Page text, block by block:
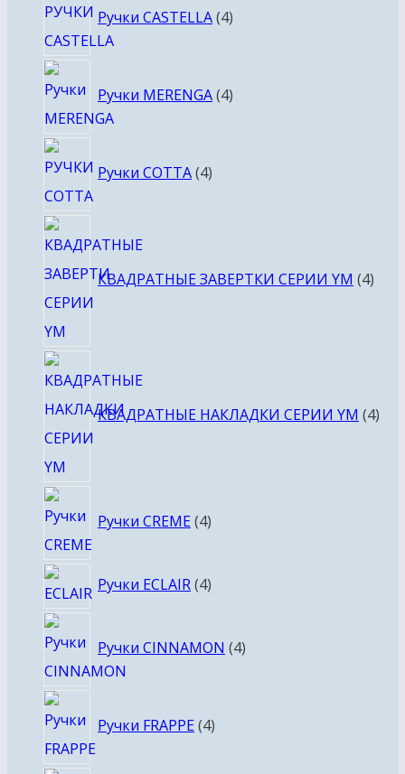
Ручки CASTELLA 4товара
Ручки MERENGA 4товара
Ручки COTTA 4товара
КВАДРАТНЫЕ ЗАВЕРТКИ СЕРИИ YM 4
КВАДРАТНЫЕ НАКЛАДКИ СЕРИИ YM 4
Ручки CREME 4товара
Ручки ECLAIR 44
Ручки CINNAMON 4товара
Ручки FRAPPE 4товара